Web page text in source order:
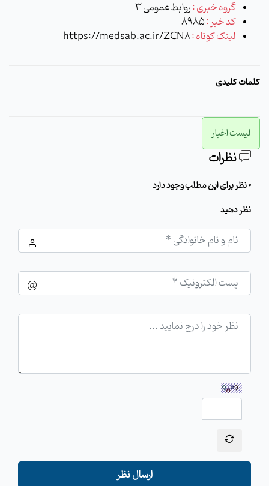
گروه خبری :روابط عمومی 3
کد خبر :8985
لینک کوتاه :https://medsab.ac.ir/ZCN8
کلمات کلیدی
لیست اخبار
نظرات
0 نظر برای این مطلب وجود دارد
نظر دهید
ارسال نظر